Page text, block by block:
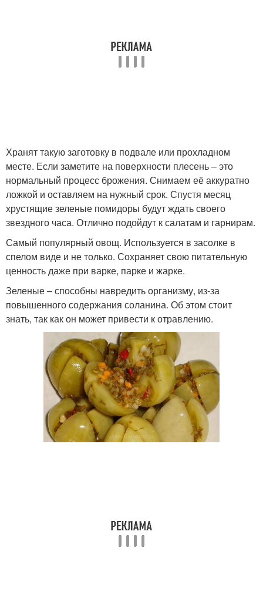
Хранят такую заготовку в подвале или прохладном
месте. Если заметите на поверхности плесень – это
нормальный процесс брожения. Снимаем её аккуратно
ложкой и оставляем на нужный срок. Спустя месяц
хрустящие зеленые помидоры будут ждать своего
звездного часа. Отлично подойдут к салатам и гарнирам.
Самый популярный овощ. Используется в засолке в
спелом виде и не только. Сохраняет свою питательную
ценность даже при варке, парке и жарке.
Зеленые – способны навредить организму, из-за
повышенного содержания соланина. Об этом стоит
знать, так как он может привести к отравлению.